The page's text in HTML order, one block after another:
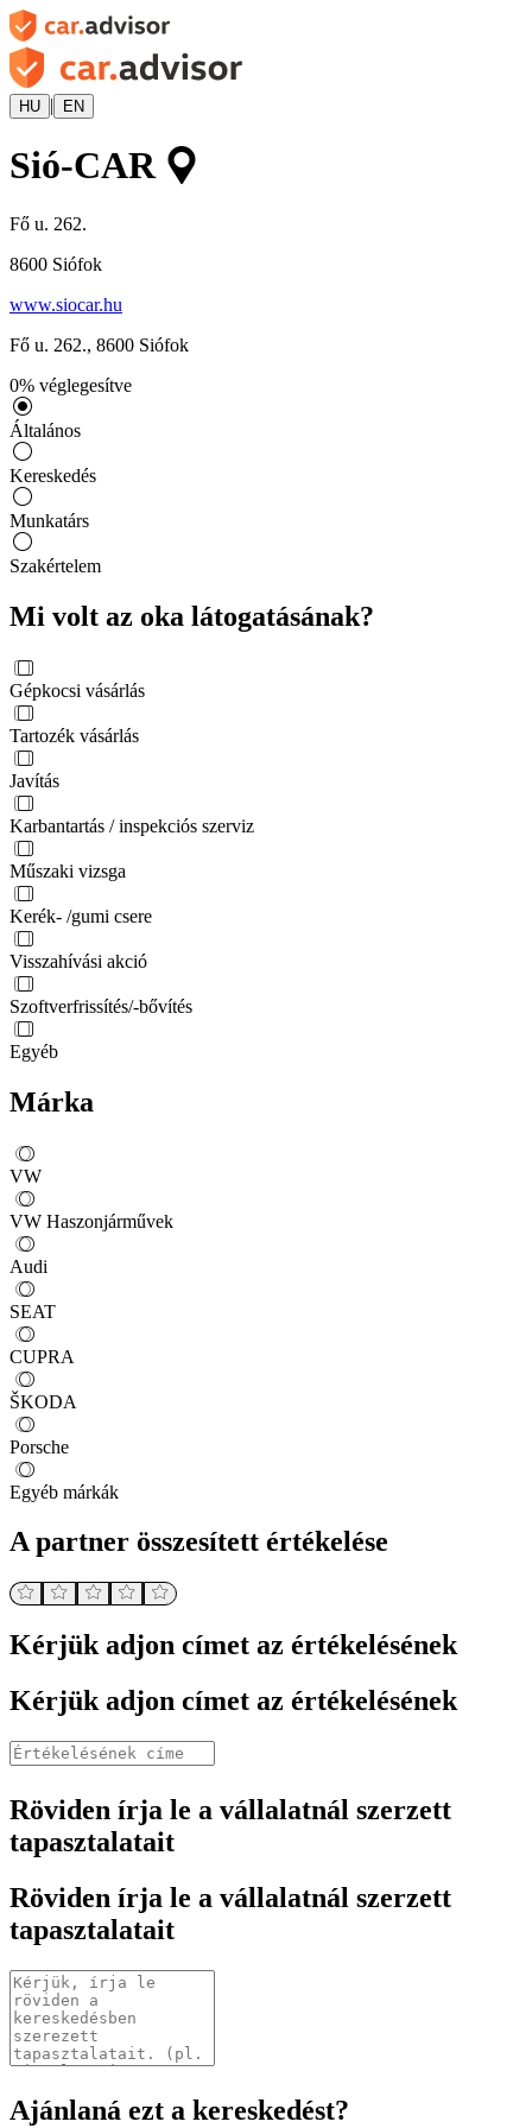
HU | EN
Sió-CAR
Fő u. 262.
8600 Siófok
www.siocar.hu
Fő u. 262., 8600 Siófok
0% véglegesítve
Általános
Kereskedés
Munkatárs
Szakértelem
Mi volt az oka látogatásának?
Gépkocsi vásárlás
Tartozék vásárlás
Javítás
Karbantartás / inspekciós szerviz
Műszaki vizsga
Kerék- /gumi csere
Visszahívási akció
Szoftverfrissítés/-bővítés
Egyéb
Márka
VW
VW Haszonjárművek
Audi
SEAT
CUPRA
ŠKODA
Porsche
Egyéb márkák
A partner összesített értékelése
Kérjük adjon címet az értékelésének
Kérjük adjon címet az értékelésének
Röviden írja le a vállalatnál szerzett
tapasztalatait
Röviden írja le a vállalatnál szerzett
tapasztalatait
Ajánlaná ezt a kereskedést?